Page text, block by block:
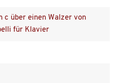
c über einen Walzer von
für Klavier